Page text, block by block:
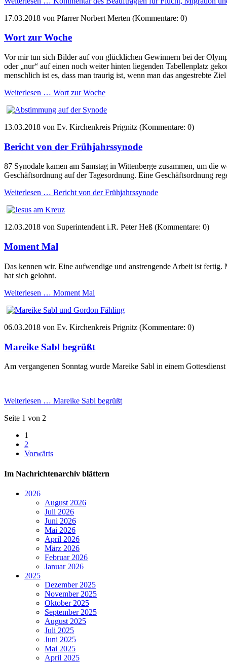
17.03.2018 von Pfarrer Norbert Merten (Kommentare: 0)
Wort zur Woche
Vor mir tun sich Bilder auf von glücklichen Gewinnern bei der
oder „nur“ auf einen noch weiter hinten liegenden Tabellenplatz
menschlich ist es, dass man traurig ist, wenn man das angestrebte
Weiterlesen … Wort zur Woche
13.03.2018 von Ev. Kirchenkreis Prignitz (Kommentare: 0)
Bericht von der Frühjahrssynode
87 Synodale kamen am Samstag in Wittenberge zusammen, um die
Geschäftsordnung auf der Tagesordnung. Eine Geschäftsordnung
Weiterlesen … Bericht von der Frühjahrssynode
12.03.2018 von Superintendent i.R. Peter Heß (Kommentare: 0)
Moment Mal
Das kennen wir. Eine aufwendige und anstrengende Arbeit ist
hat sich gelohnt.
Weiterlesen … Moment Mal
06.03.2018 von Ev. Kirchenkreis Prignitz (Kommentare: 0)
Mareike Sabl begrüßt
Am vergangenen Sonntag wurde Mareike Sabl in einem
Weiterlesen … Mareike Sabl begrüßt
Seite 1 von 2
1
2
Vorwärts
Im Nachrichtenarchiv blättern
2026
August 2026
Juli 2026
Juni 2026
Mai 2026
April 2026
März 2026
Februar 2026
Januar 2026
2025
Dezember 2025
November 2025
Oktober 2025
September 2025
August 2025
Juli 2025
Juni 2025
Mai 2025
April 2025